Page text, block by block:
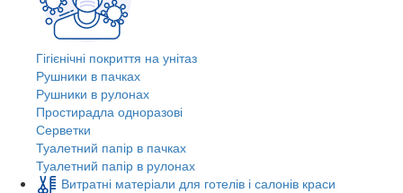
Гігієнічні покриття на унітаз
Рушники в пачках
Рушники в рулонах
Простирадла одноразові
Серветки
Туалетний папір в пачках
Туалетний папір в рулонах
Витратні матеріали для готелів і салонів краси